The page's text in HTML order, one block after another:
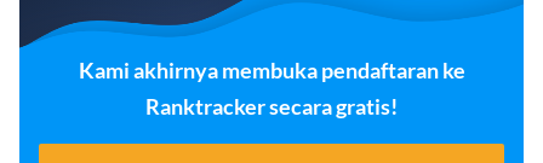
Kami akhirnya membuka pendaftaran ke
Ranktracker secara gratis!